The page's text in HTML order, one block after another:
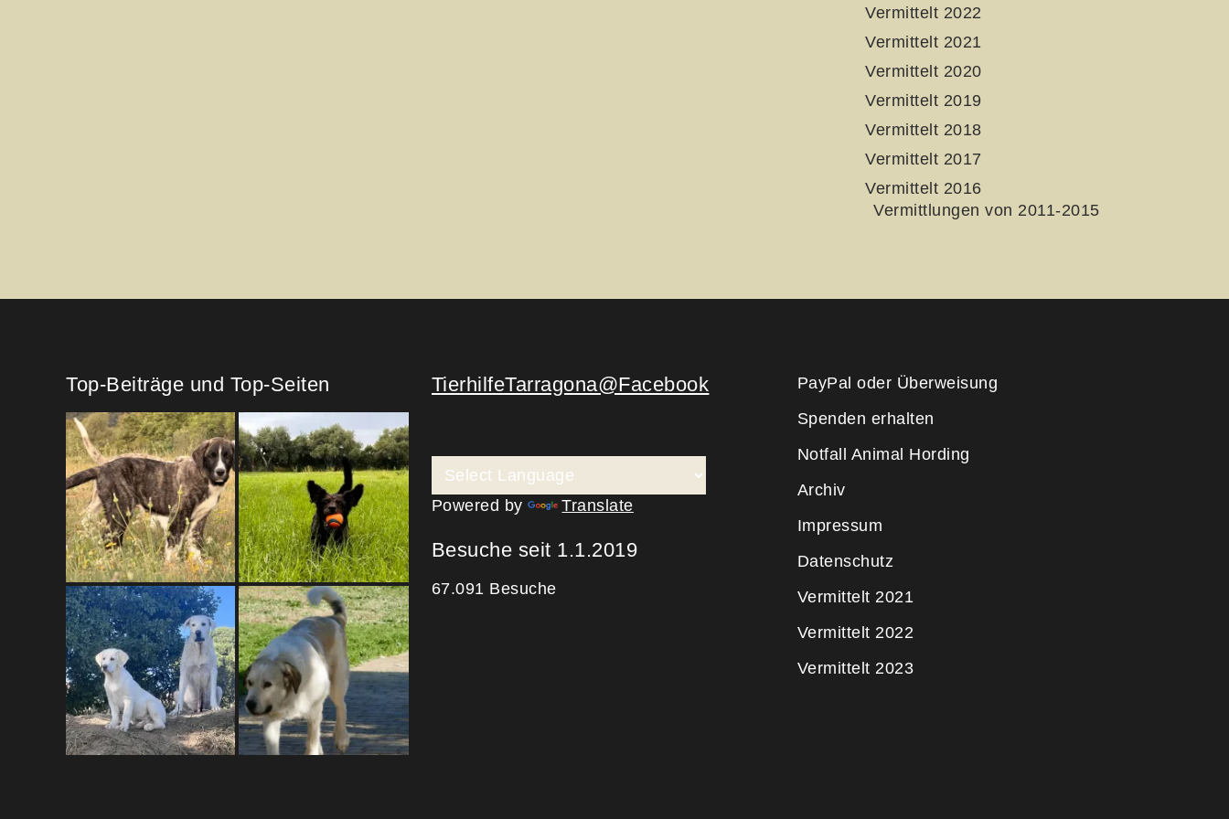
Vermittelt 2022
Vermittelt 2021
Vermittelt 2020
Vermittelt 2019
Vermittelt 2018
Vermittelt 2017
Vermittelt 2016
Vermittlungen von 2011-2015
Top-Beiträge und Top-Seiten TierhilfeTarragona@Facebook
Powered by Translate
Besuche seit 1.1.2019
67.091 Besuche
PayPal oder Überweisung
Spenden erhalten
Notfall Animal Hording
Archiv
Impressum
Datenschutz
Vermittelt 2021
Vermittelt 2022
Vermittelt 2023